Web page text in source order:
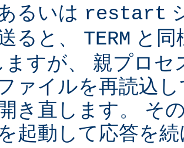
るいは restart
ると、 TERM と
ますが、 親プロセ
ァイルを再読込
き直します。 そ
起動して応答を